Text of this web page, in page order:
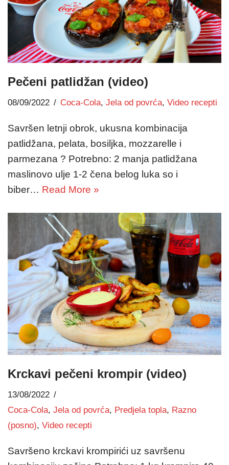
Pečeni patlidžan (video)
08/09/2022 Coca-Cola, Jela od povrća, Video recepti
Savršen letnji obrok, ukusna kombinacija
patlidžana, pelata, bosiljka, mozzarelle i
parmezana ? Potrebno: 2 manja patlidžana
maslinovo ulje 1-2 čena belog luka so i
biber… Read More »
Krckavi pečeni krompir (video)
13/08/2022
Coca-Cola, Jela od povrća, Predjela topla, Razno
(posno), Video recepti
Savršeno krckavi krompirići uz savršenu